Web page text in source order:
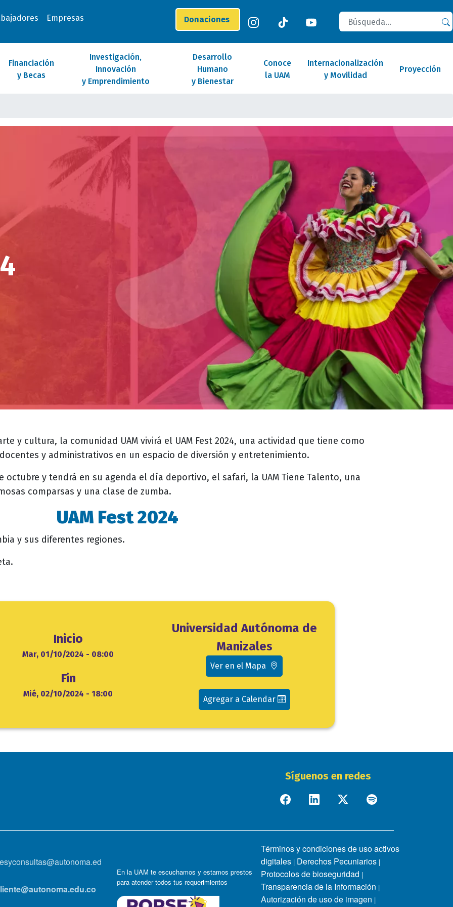
Empresas Donaciones
Buscar
Financiación
y Becas
Investigación,
Innovación
y Emprendimiento
Desarrollo
Humano
y Bienestar
Conoce
la UAM
Internacionalización
y Movilidad
Proyección
y cultura, la comunidad UAM vivirá el UAM Fest 2024, una actividad que tiene como
y administrativos en un espacio de diversión y entretenimiento.
octubre y tendrá en su agenda el día deportivo, el safari, la UAM Tiene Talento, una
comparsas y una clase de zumba.
UAM Fest 2024
y sus diferentes regiones.
Inicio
Mar, 01/10/2024 - 08:00
Fin
Mié, 02/10/2024 - 18:00
Ubicación
Universidad Autónoma de
Manizales
Ver en el Mapa
Agregar a Calendar
Síguenos en redes
En la UAM te escuchamos y estamos prestos
para atender todos tus requerimientos
Términos y condiciones de uso activos
digitales | Derechos Pecuniarios |
Protocolos de bioseguridad |
Transparencia de la Información |
Autorización de uso de imagen |